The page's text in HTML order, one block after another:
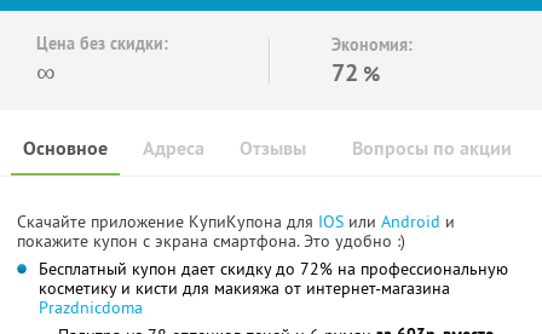
Цена без скидки:
∞
Экономия:
72 %
Основное Отзывы Вопросы по акции
Адреса
Скачайте приложение КупиКупона для IOS или Android и
покажите купон с экрана смартфона. Это удобно :)
Бесплатный купон дает скидку до 72% на профессиональную
косметику и кисти для макияжа от интернет-магазина
Рrazdnicdoma